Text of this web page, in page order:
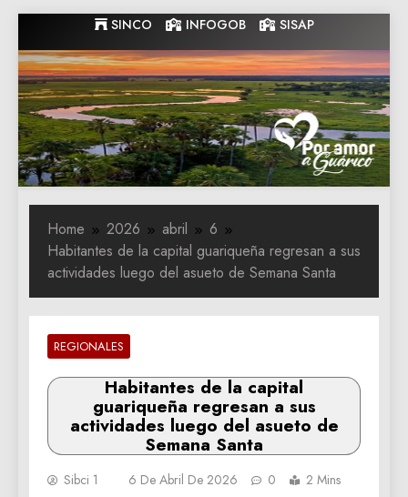
to
content
SINCO INFOGOB SISAP
Gobernacion
de Guarico
Gobernacion de Guarico
Home 2026 abril
6
Habitantes de la capital guariqueña regresan a sus
actividades luego del asueto de Semana Santa
REGIONALES
Habitantes de la capital
guariqueña regresan a sus
actividades luego del asueto de
Semana Santa
Sibci 1 6 De Abril De 2026 0 2 Mins